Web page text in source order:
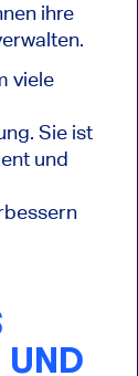
ihre
viele
Sie ist
und
UND